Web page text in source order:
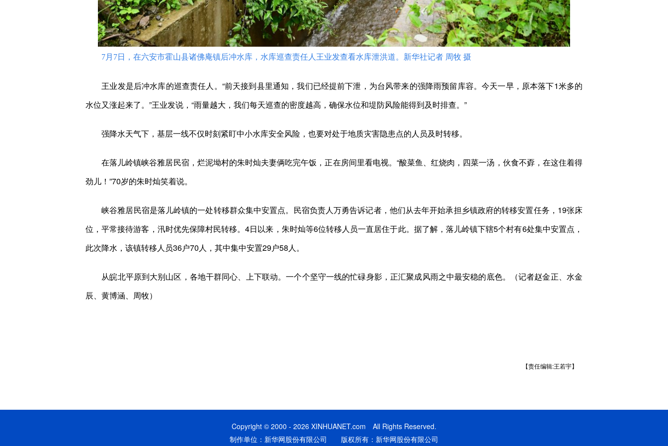
7月7日，在六安市霍山县诸佛庵镇后冲水库，水库巡查责任人王业发查看水库泄洪道。新华社记者 周牧 摄
王业发是后冲水库的巡查责任人。“前天接到县里通知，我们已经提前下泄，为台风带来的强降雨预留库容。今天一早，原本落下1米多的
水位又涨起来了。”王业发说，“雨量越大，我们每天巡查的密度越高，确保水位和堤防风险能得到及时排查。”
强降水天气下，基层一线不仅时刻紧盯中小水库安全风险，也要对处于地质灾害隐患点的人员及时转移。
在落儿岭镇峡谷雅居民宿，烂泥坳村的朱时灿夫妻俩吃完午饭，正在房间里看电视。“酸菜鱼、红烧肉，四菜一汤，伙食不孬，在这住着得
劲儿！”70岁的朱时灿笑着说。
峡谷雅居民宿是落儿岭镇的一处转移群众集中安置点。民宿负责人万勇告诉记者，他们从去年开始承担乡镇政府的转移安置任务，19张床
位，平常接待游客，汛时优先保障村民转移。4日以来，朱时灿等6位转移人员一直居住于此。据了解，落儿岭镇下辖5个村有6处集中安置点，
此次降水，该镇转移人员36户70人，其中集中安置29户58人。
从皖北平原到大别山区，各地干群同心、上下联动。一个个坚守一线的忙碌身影，正汇聚成风雨之中最安稳的底色。（记者赵金正、水金
辰、黄博涵、周牧）
【责任编辑:王若宇】
Copyright © 2000 - 2026 XINHUANET.com All Rights Reserved.
制作单位：新华网股份有限公司 版权所有：新华网股份有限公司